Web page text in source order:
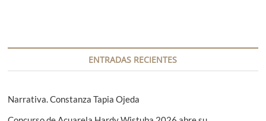
g
i
n
e
i
ENTRADAS RECIENTES
Narrativa. Constanza Tapia Ojeda